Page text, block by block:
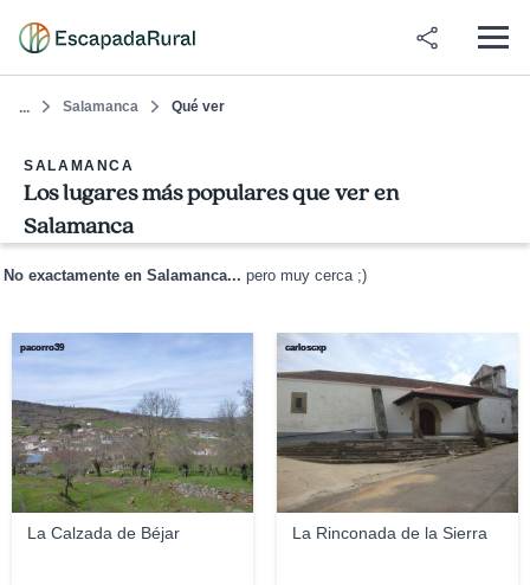
... Salamanca Qué ver
SALAMANCA
Los lugares más populares que ver en
Salamanca
No exactamente en Salamanca... pero muy cerca ;)
La Calzada de Béjar
pacorro39
La Rinconada de la Sierra
carloscxp